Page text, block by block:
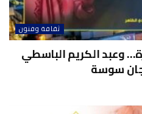
ثقافة وفنون
وعبد الكريم الباسطي
سوسة